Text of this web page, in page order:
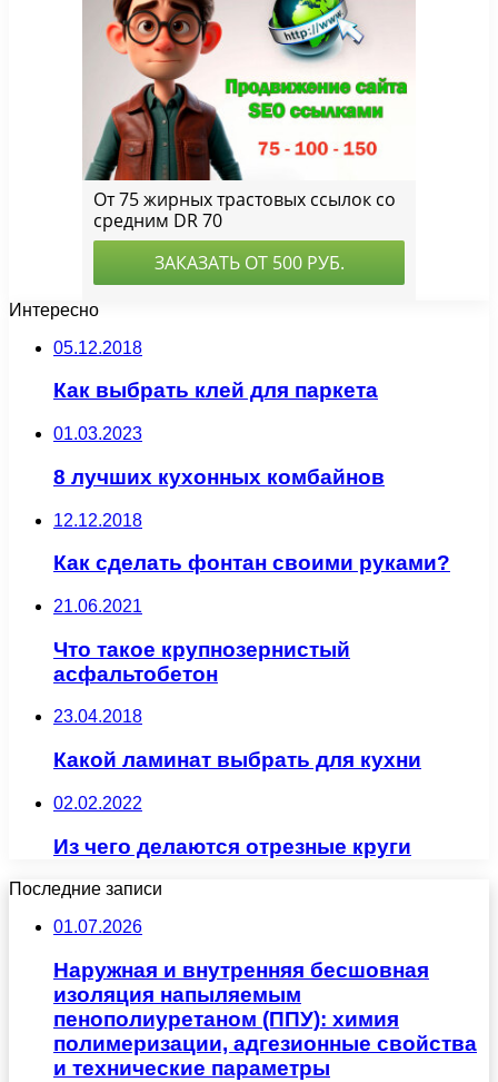
Интересно
05.12.2018
Как выбрать клей для паркета
01.03.2023
8 лучших кухонных комбайнов
12.12.2018
Как сделать фонтан своими руками?
21.06.2021
Что такое крупнозернистый
асфальтобетон
23.04.2018
Какой ламинат выбрать для кухни
02.02.2022
Из чего делаются отрезные круги
Последние записи
01.07.2026
Наружная и внутренняя бесшовная
изоляция напыляемым
пенополиуретаном (ППУ): химия
полимеризации, адгезионные свойства
и технические параметры